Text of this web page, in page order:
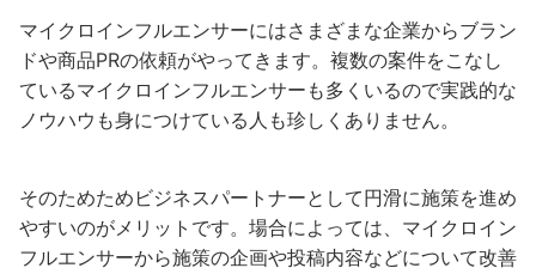
マイクロインフルエンサーにはさまざまな企業からブラン
ドや商品PRの依頼がやってきます。複数の案件をこなし
ているマイクロインフルエンサーも多くいるので実践的な
ノウハウも身につけている人も珍しくありません。
そのためためビジネスパートナーとして円滑に施策を進め
やすいのがメリットです。場合によっては、マイクロイン
フルエンサーから施策の企画や投稿内容などについて改善